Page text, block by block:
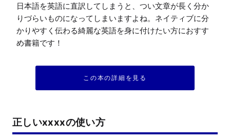
日本語を英語に直訳してしまうと、つい文章が長く分か
りづらいものになってしまいますよね。ネイティブに分
かりやすく伝わる綺麗な英語を身に付けたい方におすす
め書籍です！
この本の詳細を見る
正しいxxxxの使い方